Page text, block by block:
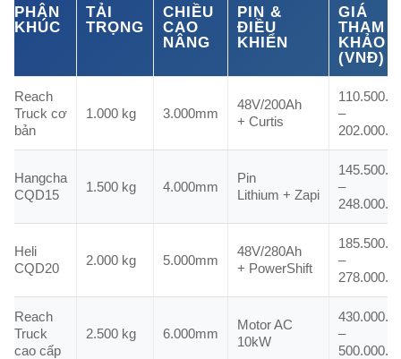
PHÂN
KHÚC
TẢI
TRỌNG
CHIỀU
CAO
NÂNG
PIN &
ĐIỀU
KHIỂN
GIÁ
THAM
KHẢO
(VNĐ)
Reach
Truck cơ
bản
1.000 kg 3.000mm
48V/200Ah
+ Curtis
–
Hangcha
CQD15
1.500 kg 4.000mm
Pin
Lithium + Zapi
–
Heli
CQD20
2.000 kg 5.000mm
48V/280Ah
+ PowerShift
–
Reach
Truck
cao cấp
2.500 kg 6.000mm
Motor AC
10kW
–